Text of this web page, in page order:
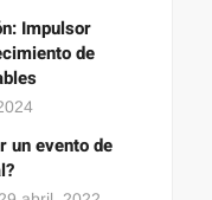
Impulsor
de
un evento de